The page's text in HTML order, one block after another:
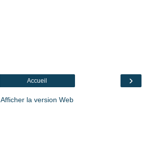
›
Accueil
Afficher la version Web